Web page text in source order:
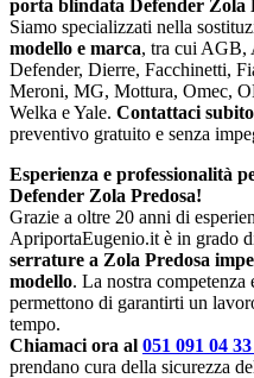
porta blindata Defender Zola
Siamo specializzati nella
modello e marca, tra cui AGB,
Defender, Dierre, Facchinetti,
Meroni, MG, Mottura, Omec,
Welka e Yale. Contattaci
preventivo gratuito e senza
Esperienza e professionalità
Defender Zola Predosa!
Grazie a oltre 20 anni di
ApriportaEugenio.it è in grado
serrature a Zola Predosa
modello. La nostra competenza
permettono di garantirti un
tempo.
Chiamaci ora al 051 091 04 33
prendano cura della sicurezza